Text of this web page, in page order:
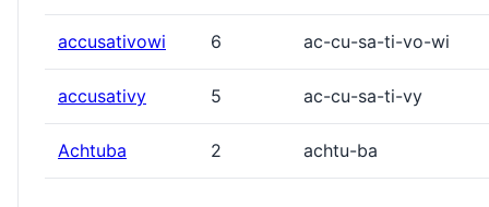
accusativowi 6 ac-cu-sa-ti-vo-wi
accusativy 5 ac-cu-sa-ti-vy
Achtuba 2 achtu-ba